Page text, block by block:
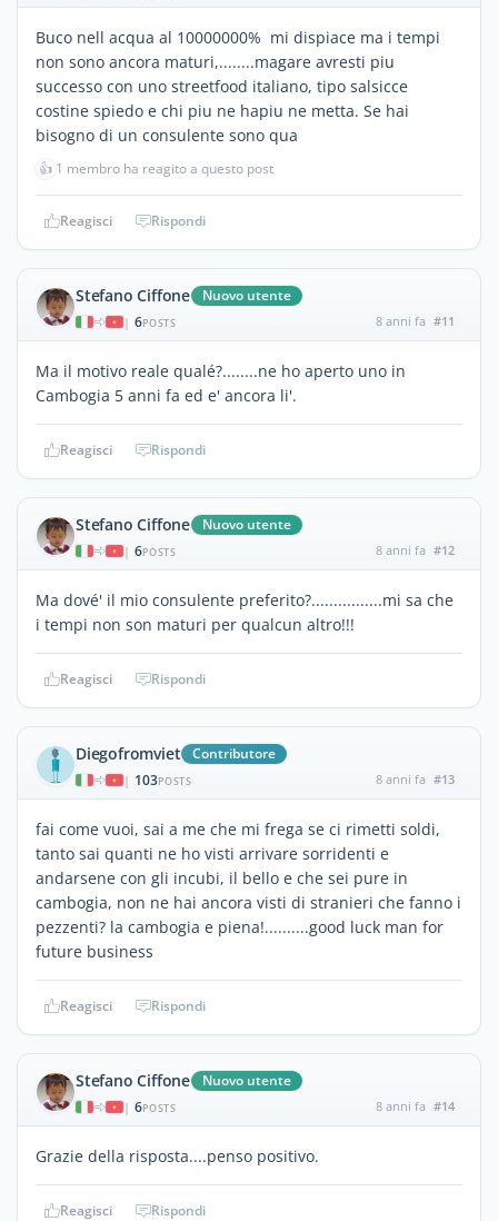
Buco nell acqua al 10000000% mi dispiace ma i tempi
non sono ancora maturi,........magare avresti piu
successo con uno streetfood italiano, tipo salsicce
costine spiedo e chi piu ne hapiu ne metta. Se hai
bisogno di un consulente sono qua
👍 1 membro ha reagito a questo post
Reagisci Rispondi
Stefano Ciffone Nuovo utente
| 6POSTS 8 anni fa #11
Ma il motivo reale qualé?........ne ho aperto uno in
Cambogia 5 anni fa ed e' ancora li'.
Reagisci Rispondi
Stefano Ciffone Nuovo utente
| 6POSTS 8 anni fa #12
Ma dové' il mio consulente preferito?................mi sa che
i tempi non son maturi per qualcun altro!!!
Reagisci Rispondi
Diegofromviet Contributore
| 103POSTS 8 anni fa #13
fai come vuoi, sai a me che mi frega se ci rimetti soldi,
tanto sai quanti ne ho visti arrivare sorridenti e
andarsene con gli incubi, il bello e che sei pure in
cambogia, non ne hai ancora visti di stranieri che fanno i
pezzenti? la cambogia e piena!..........good luck man for
future business
Reagisci Rispondi
Stefano Ciffone Nuovo utente
| 6POSTS 8 anni fa #14
Grazie della risposta....penso positivo.
Reagisci Rispondi